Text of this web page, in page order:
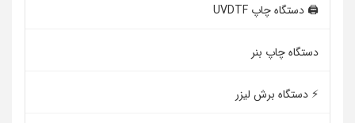
🖨️ دستگاه چاپ UVDTF
دستگاه چاپ بنر
⚡ دستگاه برش لیزر